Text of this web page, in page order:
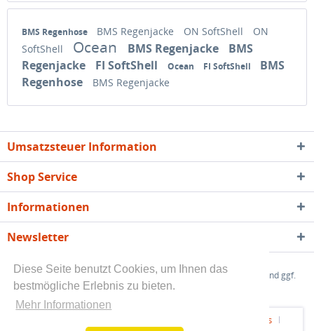
Diese Seite benutzt Cookies, um Ihnen das
bestmögliche Erlebnis zu bieten.
Mehr Informationen
BMS Regenhose BMS Regenjacke ON SoftShell
ON
SoftShell
Ocean BMS Regenjacke
BMS
Regenjacke
FI SoftShell Ocean FI SoftShell
BMS
Regenhose
BMS Regenjacke
Umsatzsteuer Information
Shop Service
Informationen
Newsletter
* Alle angegebenen Preise sind Endpreise zzgl.Versandkosten
und ggf.
Nachnahmegebühren, wenn nicht anders beschrieben
Über uns